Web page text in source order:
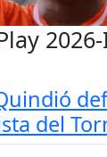
del